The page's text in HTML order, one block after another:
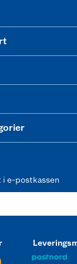
i e-postkassen